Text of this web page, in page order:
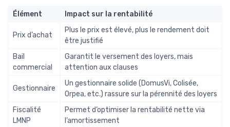
Élément Impact sur la rentabilité
Prix d’achat
Plus le prix est élevé, plus le rendement doit
être justifié
Bail
commercial
Garantit le versement des loyers, mais
attention aux clauses
Gestionnaire
Un gestionnaire solide (DomusVi, Colisée,
Orpea, etc.) rassure sur la pérennité des loyers
Fiscalité
LMNP
Permet d’optimiser la rentabilité nette via
l’amortissement